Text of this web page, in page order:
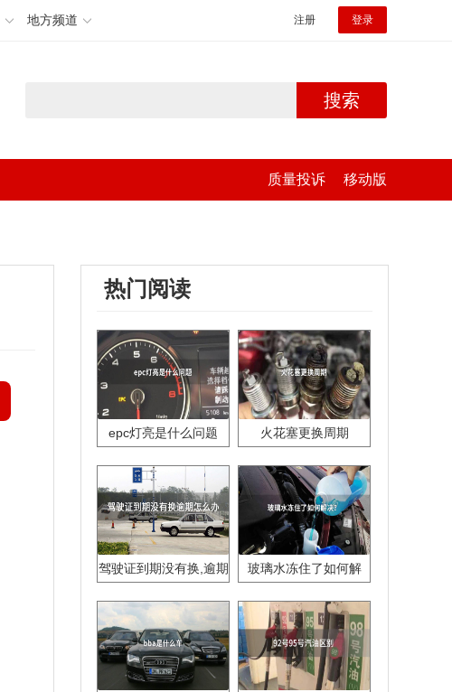
地方频道 注册 登录
搜索
质量投诉 移动版
热门阅读
epc灯亮是什么问题 火花塞更换周期
驾驶证到期没有换,逾期
玻璃水冻住了如何解